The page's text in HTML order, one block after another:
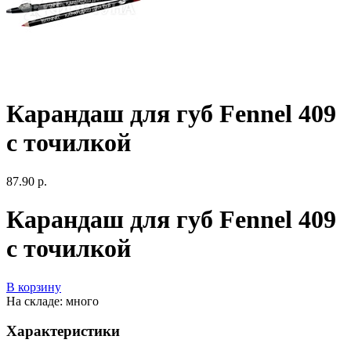
Карандаш для губ Fennel 409
с точилкой
87.90 р.
Карандаш для губ Fennel 409
с точилкой
В корзину
На складе: много
Характеристики